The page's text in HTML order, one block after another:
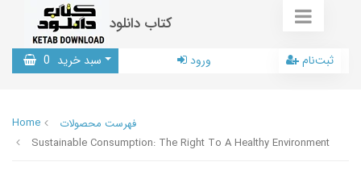
کتاب دانلود
سبد خرید 0 ورود ثبت‌نام
Home
فهرست محصولات
Sustainable Consumption: The Right To A Healthy Environment